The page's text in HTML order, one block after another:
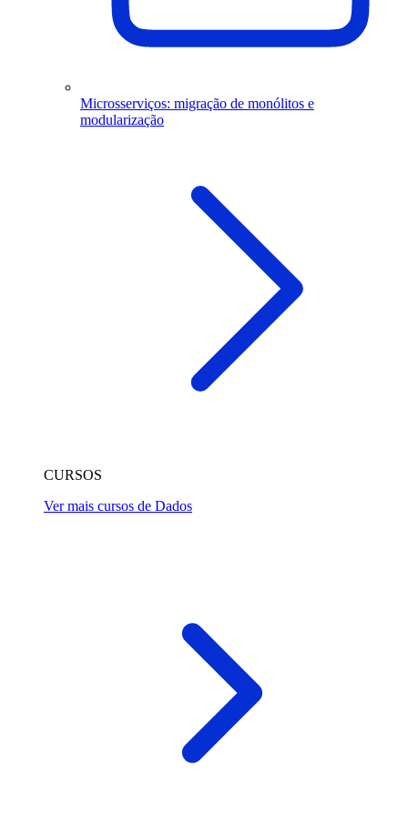
Microsserviços: migração de monólitos e
modularização
CURSOS
Ver mais cursos de Dados